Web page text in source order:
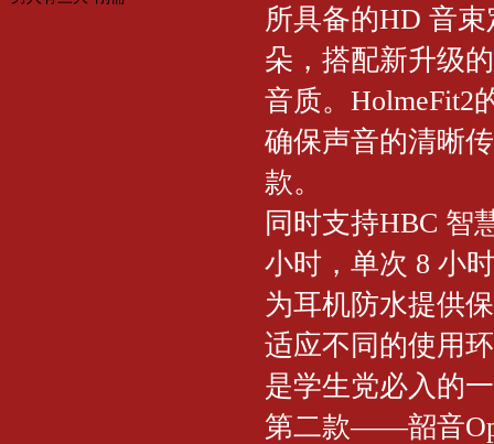
所具备的HD 音
朵，搭配新升级
音质。HolmeFit2
确保声音的清晰
款。
同时支持HBC 智
小时，单次 8 小
为耳机防水提供
适应不同的使用
是学生党必入的
第二款——韶音